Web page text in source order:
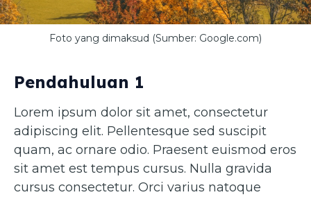
Foto yang dimaksud (Sumber: Google.com)
Pendahuluan 1
Lorem ipsum dolor sit amet, consectetur
adipiscing elit. Pellentesque sed suscipit
quam, ac ornare odio. Praesent euismod eros
sit amet est tempus cursus. Nulla gravida
cursus consectetur. Orci varius natoque